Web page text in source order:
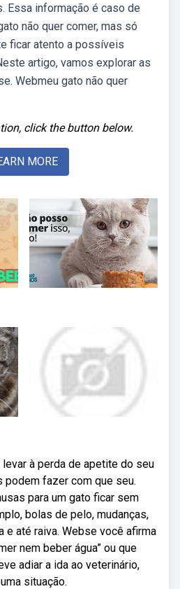
informação é caso de
não quer comer, mas só
ficar atento a possíveis
artigo, vamos explorar as
Webmeu gato não quer
click the button below.
MORE
à perda de apetite do seu
fazer com que seu.
para um gato ficar sem
bolas de pelo, mudanças,
e até raiva. Webse você afirma
nem beber água” ou que
adiar a ida ao veterinário,
situação.